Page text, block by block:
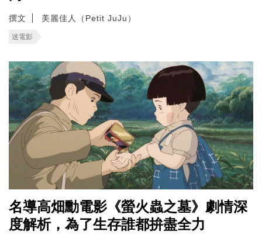
撰文 美麗佳人（Petit JuJu）
迷電影
名導高畑勳電影《螢火蟲之墓》劇情深
度解析，為了生存誰都拚盡全力